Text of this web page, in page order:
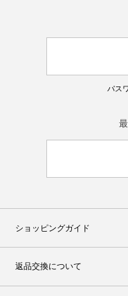
パス
ショッピングガイド
返品交換について